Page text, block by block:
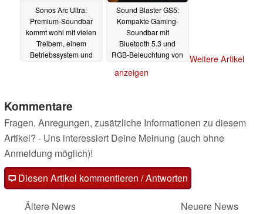
Sonos Arc Ultra:
Premium-Soundbar
kommt wohl mit vielen
Treibern, einem
Betriebssystem und
Sound Blaster GS5:
Kompakte Gaming-
Soundbar mit
Bluetooth 5.3 und
RGB-Beleuchtung von
01.10.2024
Weitere Artikel
anzeigen
Kommentare
Fragen, Anregungen, zusätzliche Informationen zu diesem
Artikel? - Uns interessiert Deine Meinung (auch ohne
Anmeldung möglich)!
Diesen Artikel kommentieren / Antworten
Ältere News
Neuere News